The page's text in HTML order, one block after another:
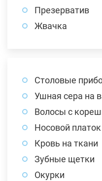
Презерватив
Жвачка
Столовые
Ушная сера на
Волосы с
Носовой платок
Кровь на ткани
Зубные щетки
Окурки